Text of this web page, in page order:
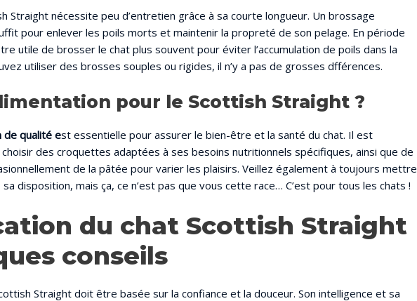
Straight nécessite peu d’entretien grâce à sa courte longueur. Un brossage
pour enlever les poils morts et maintenir la propreté de son pelage. En période
utile de brosser le chat plus souvent pour éviter l’accumulation de poils dans la
utiliser des brosses souples ou rigides, il n’y a pas de grosses dfférences.
pour le Scottish Straight ?
de qualité est essentielle pour assurer le bien-être et la santé du chat. Il est
des croquettes adaptées à ses besoins nutritionnels spécifiques, ainsi que de
de la pâtée pour varier les plaisirs. Veillez également à toujours mettre
sa disposition, mais ça, ce n’est pas que vous cette race… C’est pour tous les chats !
du chat Scottish Straight
conseils
Straight doit être basée sur la confiance et la douceur. Son intelligence et sa